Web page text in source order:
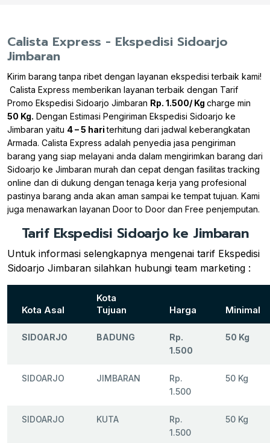
Calista Express - Ekspedisi Sidoarjo
Jimbaran
Kirim barang tanpa ribet dengan layanan ekspedisi terbaik kami!
Calista Express memberikan layanan terbaik dengan Tarif
Promo Ekspedisi Sidoarjo Jimbaran Rp. 1.500/ Kg charge min
50 Kg. Dengan Estimasi Pengiriman Ekspedisi Sidoarjo ke
Jimbaran yaitu 4 – 5 hariterhitung dari jadwal keberangkatan
Armada. Calista Express adalah penyedia jasa pengiriman
barang yang siap melayani anda dalam mengirimkan barang dari
Sidoarjo ke Jimbaran murah dan cepat dengan fasilitas tracking
online dan di dukung dengan tenaga kerja yang profesional
pastinya barang anda akan aman sampai ke tempat tujuan. Kami
juga menawarkan layanan Door to Door dan Free penjemputan.
Tarif Ekspedisi Sidoarjo ke Jimbaran
Untuk informasi selengkapnya mengenai tarif Ekspedisi
Sidoarjo Jimbaran silahkan hubungi team marketing :
Kota Asal
Kota
Tujuan
Harga Minimal
SIDOARJO BADUNG
Rp.
1.500
50 Kg
SIDOARJO JIMBARAN
Rp.
1.500
50 Kg
SIDOARJO KUTA
Rp.
1.500
50 Kg